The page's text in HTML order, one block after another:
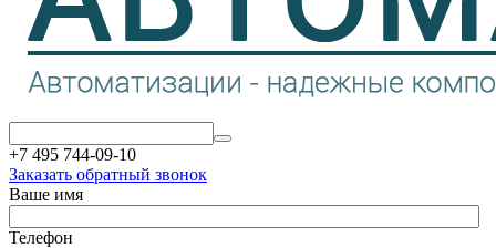
+7 495 744-09-10
Заказать обратный звонок
Ваше имя
Телефон